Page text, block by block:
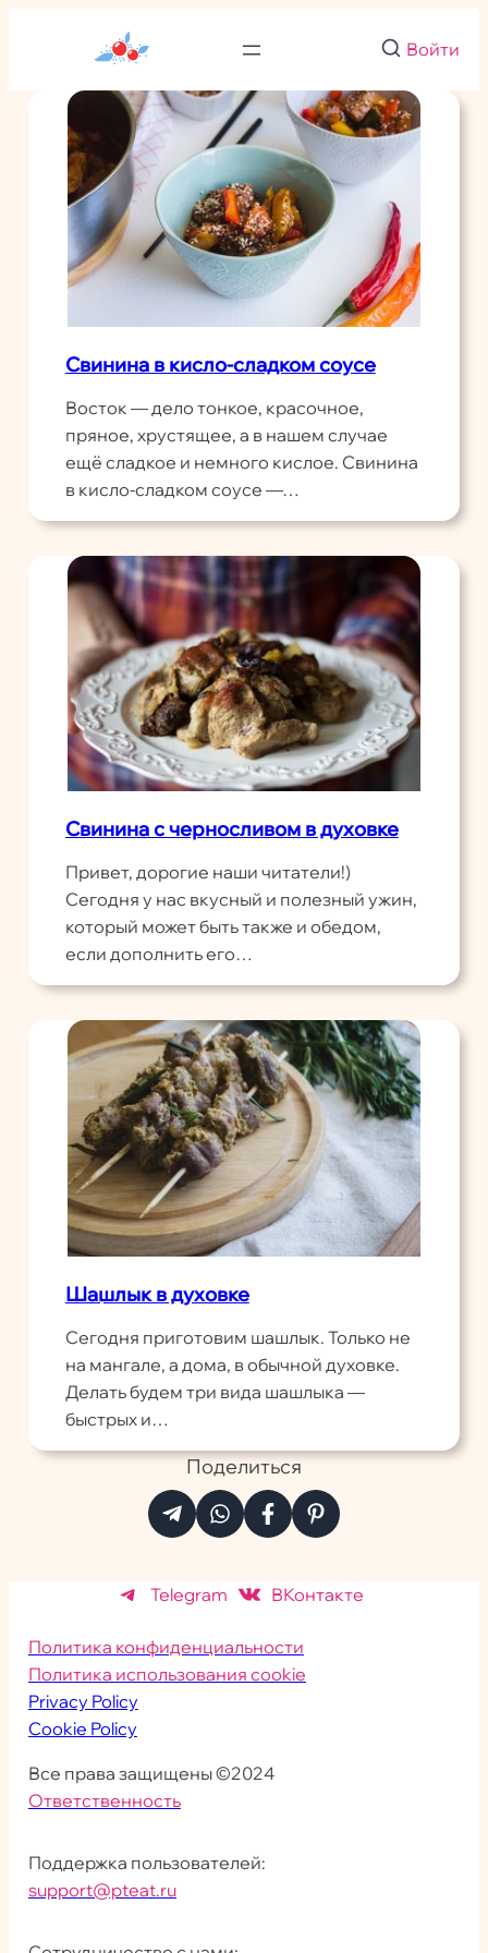
Войти
Свинина в кисло-сладком соусе
Восток — дело тонкое, красочное,
пряное, хрустящее, а в нашем случае
ещё сладкое и немного кислое. Свинина
в кисло-сладком соусе —…
Свинина с черносливом в духовке
Привет, дорогие наши читатели!)
Сегодня у нас вкусный и полезный ужин,
который может быть также и обедом,
если дополнить его…
Шашлык в духовке
Сегодня приготовим шашлык. Только не
на мангале, а дома, в обычной духовке.
Делать будем три вида шашлыка —
быстрых и…
Поделиться
Telegram ВКонтакте
Политика конфиденциальности
Политика использования cookie
Privacy Policy
Cookie Policy
Все права защищены ©2024
Ответственность
Поддержка пользователей:
support@pteat.ru